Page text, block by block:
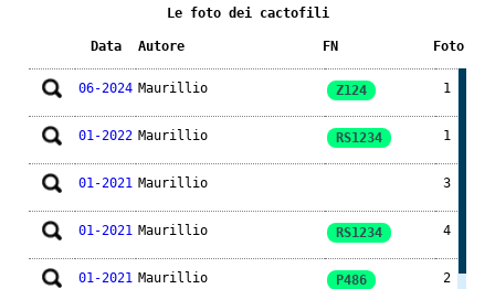
Le foto dei cactofili
Data Autore FN Foto
06-2024 Maurillio Z124 1
01-2022 Maurillio RS1234 1
01-2021 Maurillio 3
01-2021 Maurillio RS1234 4
01-2021 Maurillio P486 2